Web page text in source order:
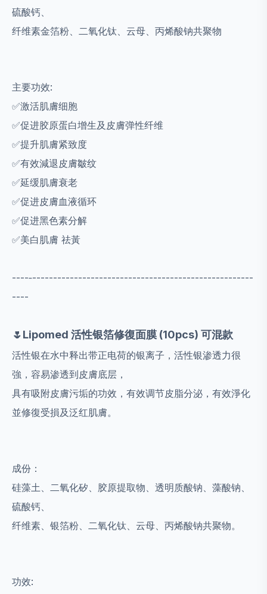
硫酸钙、
纤维素金箔粉、二氧化钛、云母、丙烯酸钠共聚物
主要功效:
✅激活肌膚细胞
✅促进胶原蛋白增生及皮膚弹性纤维
✅提升肌膚紧致度
✅有效減退皮膚皺纹
✅延缓肌膚衰老
✅促进皮膚血液循环
✅促进黑色素分解
✅美白肌膚 祛黃
----‐-----------------------------------------------------
----
🌷Lipomed 活性银箔修復面膜 (10pcs) 可混款
活性银在水中释出带正电荷的银离子，活性银渗透力很
強，容易渗透到皮膚底层，
具有吸附皮膚污垢的功效，有效调节皮脂分泌，有效淨化
並修復受損及泛红肌膚。
成份：
硅藻土、二氧化矽、胶原提取物、透明质酸钠、藻酸钠、
硫酸钙、
纤维素、银箔粉、二氧化钛、云母、丙烯酸钠共聚物。
功效: